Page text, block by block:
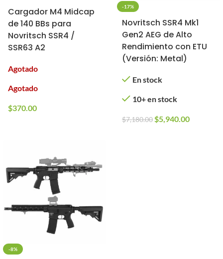
Cargador M4 Midcap
de 140 BBs para
Novritsch SSR4 /
SSR63 A2
Agotado
Agotado
$370.00
-17%
Novritsch SSR4 Mk1
Gen2 AEG de Alto
Rendimiento con ETU
(Versión: Metal)
En stock
10+ en stock
$7,180.00$5,940.00
-8%